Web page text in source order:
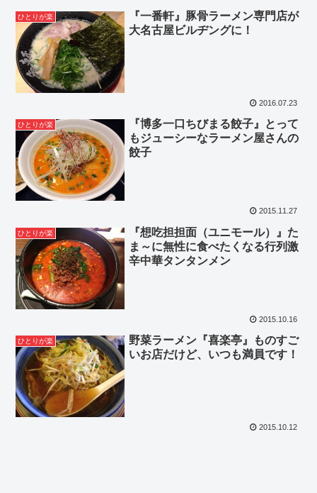
ひとりが楽
『一番軒』豚骨ラーメン専門店が
大名古屋ビルヂングに！
2016.07.23
ひとりが楽
『博多一口ちびまる餃子』とって
もジューシーなラーメン屋さんの
餃子
2015.11.27
ひとりが楽
『想吃担担面（ユニモール）』た
ま～に無性に食べたくなる行列激
辛中華タンタンメン
2015.10.16
ひとりが楽
野菜ラーメン『喜楽亭』ものすご
いお店だけど、いつも満員です！
2015.10.12